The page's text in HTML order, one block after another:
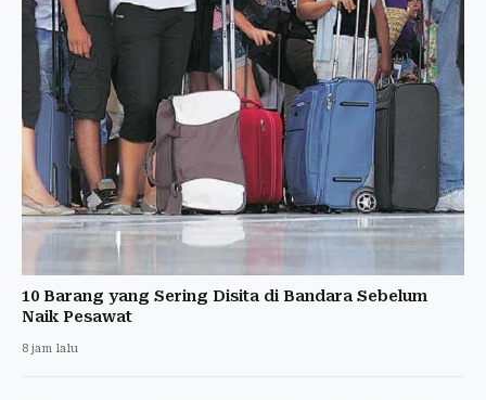
10 Barang yang Sering Disita di Bandara Sebelum
Naik Pesawat
8 jam lalu